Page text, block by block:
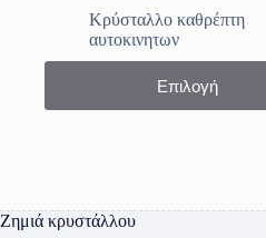
Κρύσταλλο καθρέπτη
αυτοκινητων
Επιλογή
Αυτό
προϊόν
επιλογές
μπορούν
Ζημιά κρυστάλλου